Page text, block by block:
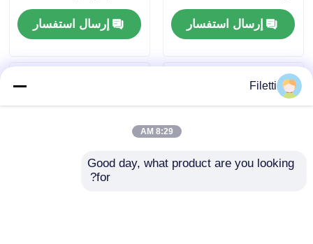
DRV8840PWPR 5A
مشغل محرك DC ذو
فرشاة
إرسال استفسار
والسائقين 3.6A فرشاة
محرك DCإرسال استفسار
Filetti
8:29 AM
Good day, what product are you looking
for?